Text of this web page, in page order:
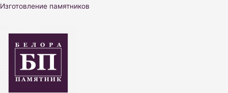
Перейти
Изготовление памятников